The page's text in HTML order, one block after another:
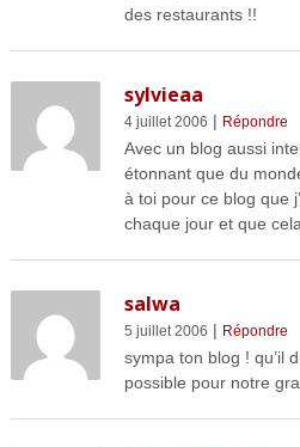
des restaurants !!
sylvieaa
4 juillet 2006 | Répondre
Avec un blog aussi
étonnant que du
à toi pour ce blog que
chaque jour et que
salwa
5 juillet 2006 | Répondre
sympa ton blog ! qu’il
possible pour notre